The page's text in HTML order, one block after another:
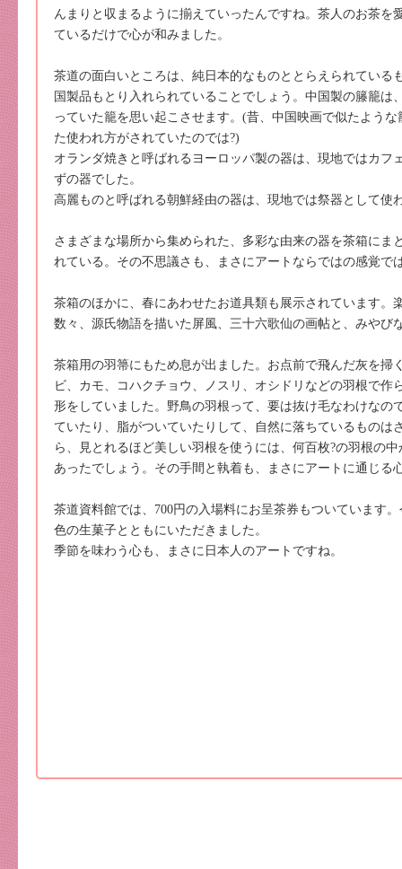
んまりと収まるように揃えていったんですね。茶人のお茶を
ているだけで心が和みました。
茶道の面白いところは、純日本的なものととらえられている
国製品もとり入れられていることでしょう。中国製の籐籠は
っていた籠を思い起こさせます。(昔、中国映画で似たよう
た使われ方がされていたのでは?)
オランダ焼きと呼ばれるヨーロッパ製の器は、現地ではカフ
ずの器でした。
高麗ものと呼ばれる朝鮮経由の器は、現地では祭器として使
さまざまな場所から集められた、多彩な由来の器を茶箱にま
れている。その不思議さも、まさにアートならではの感覚で
茶箱のほかに、春にあわせたお道具類も展示されています。
数々、源氏物語を描いた屏風、三十六歌仙の画帖と、みやび
茶箱用の羽箒にもため息が出ました。お点前で飛んだ灰を掃
ビ、カモ、コハクチョウ、ノスリ、オシドリなどの羽根で作
形をしていました。野鳥の羽根って、要は抜け毛なわけなの
ていたり、脂がついていたりして、自然に落ちているものは
ら、見とれるほど美しい羽根を使うには、何百枚?の羽根の
あったでしょう。その手間と執着も、まさにアートに通じる
茶道資料館では、700円の入場料にお呈茶券もついています
色の生菓子とともにいただきました。
季節を味わう心も、まさに日本人のアートですね。